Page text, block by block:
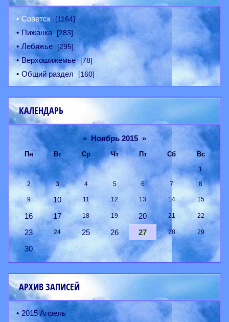
Советск [1164]
Пижанка [283]
Лебяжье [295]
Верхошижемье [78]
Общий раздел [160]
КАЛЕНДАРЬ
« Ноябрь 2015 »
Пн Вт Ср Чт Пт Сб Вс
1
2 3 4 5 6 7 8
9 10 11 12 13 14 15
16 17 18 19 20 21 22
23 24 25 26 27 28 29
30
АРХИВ ЗАПИСЕЙ
2015 Апрель